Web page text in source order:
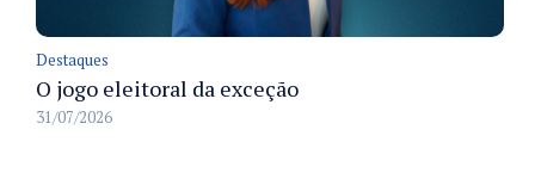
Destaques
O jogo eleitoral da exceção
31/07/2026